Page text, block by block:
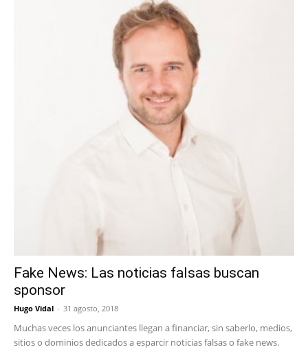
Fake News: Las noticias falsas buscan
sponsor
Hugo Vidal - 31 agosto, 2018
Muchas veces los anunciantes llegan a financiar, sin saberlo, medios,
sitios o dominios dedicados a esparcir noticias falsas o fake news.